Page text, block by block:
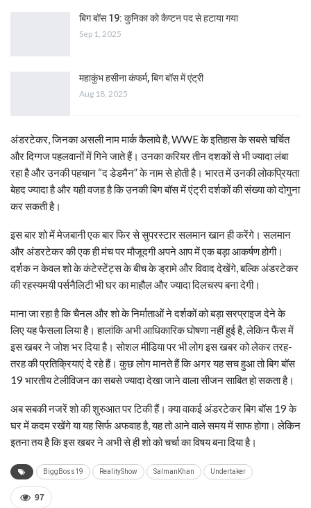
बिग बॉस 19: कुनिका को कैप्टन पद से हटाया गया
Sep 1, 2025
महाकुंभ हसीना कंफर्म, बिग बॉस में एंट्री
Aug 18, 2025
अंडरटेकर, जिनका असली नाम मार्क कैलावे है, WWE के इतिहास के सबसे चर्चित
और दिग्गज पहलवानों में गिने जाते हैं। उनका करियर तीन दशकों से भी ज्यादा लंबा
रहा है और उनकी पहचान “द डेडमैन” के नाम से होती है। भारत में उनकी लोकप्रियता
बेहद ज्यादा है और यही वजह है कि उनकी बिग बॉस में एंट्री दर्शकों की संख्या को दोगुना
कर सकती है।
इस बार शो में मेजबानी एक बार फिर से सुपरस्टार सलमान खान ही करेंगे। सलमान
और अंडरटेकर की एक ही मंच पर मौजूदगी अपने आप में एक बड़ा आकर्षण होगी।
दर्शक न केवल शो के कंटेस्टेंट्स के बीच के ड्रामे और विवाद देखेंगे, बल्कि अंडरटेकर
की रहस्यमयी पर्सनैलिटी भी घर का माहौल और ज्यादा दिलचस्प बना देगी।
माना जा रहा है कि चैनल और शो के निर्माताओं ने दर्शकों को बड़ा सरप्राइज देने के
लिए यह फैसला लिया है। हालांकि अभी आधिकारिक घोषणा नहीं हुई है, लेकिन फैंस में
इस खबर ने जोश भर दिया है। सोशल मीडिया पर भी लोग इस खबर को लेकर तरह-
तरह की प्रतिक्रियाएं दे रहे हैं। कुछ लोग मानते हैं कि अगर यह सच हुआ तो बिग बॉस
19 भारतीय टेलीविजन का सबसे ज्यादा देखा जाने वाला सीजन साबित हो सकता है।
अब सबकी नजरें शो की शुरुआत पर टिकी हैं। क्या वाकई अंडरटेकर बिग बॉस 19 के
घर में कदम रखेंगे या यह सिर्फ अफवाह है, यह तो आने वाले समय में साफ होगा। लेकिन
इतना तय है कि इस खबर ने अभी से ही शो को चर्चा का विषय बना दिया है।
BiggBoss19 RealityShow SalmanKhan Undertaker
97